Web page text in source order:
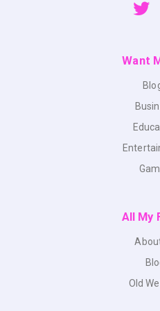
Want
All My
Old